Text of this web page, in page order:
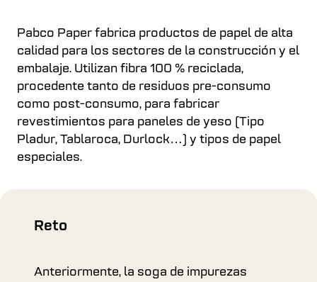
Pabco Paper fabrica productos de papel de alta
calidad para los sectores de la construcción y el
embalaje. Utilizan fibra 100 % reciclada,
procedente tanto de residuos pre-consumo
como post-consumo, para fabricar
revestimientos para paneles de yeso (Tipo
Pladur, Tablaroca, Durlock…) y tipos de papel
especiales.
Reto
Anteriormente, la soga de impurezas